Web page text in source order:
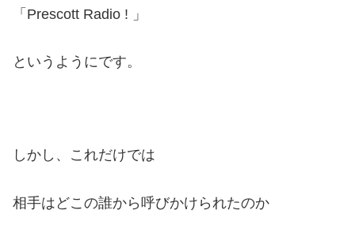
「Prescott Radio ! 」
というようにです。
しかし、これだけでは
相手はどこの誰から呼びかけられたのか